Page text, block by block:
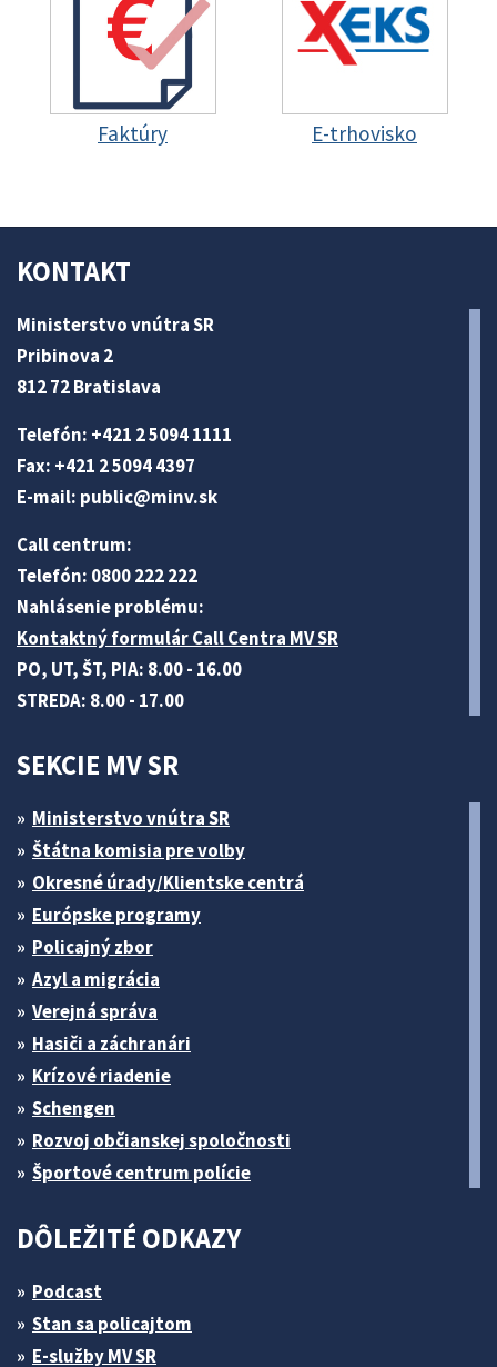
Faktúry E-trhovisko
KONTAKT
Ministerstvo vnútra SR
Pribinova 2
812 72 Bratislava
Telefón: +421 2 5094 1111
Fax: +421 2 5094 4397
E-mail: public@minv.sk
Call centrum:
Telefón: 0800 222 222
Nahlásenie problému:
Kontaktný formulár Call Centra MV SR
PO, UT, ŠT, PIA: 8.00 - 16.00
STREDA: 8.00 - 17.00
SEKCIE MV SR
Ministerstvo vnútra SR
Štátna komisia pre volby
Okresné úrady/Klientske centrá
Európske programy
Policajný zbor
Azyl a migrácia
Verejná správa
Hasiči a záchranári
Krízové riadenie
Schengen
Rozvoj občianskej spoločnosti
Športové centrum polície
DÔLEŽITÉ ODKAZY
Podcast
Stan sa policajtom
E-služby MV SR